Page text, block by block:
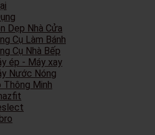
Dẹp Nhà Cửa
Cụ Làm Bánh
Cụ Nhà Bếp
ép - Máy xay
Nước Nóng
Thông Minh